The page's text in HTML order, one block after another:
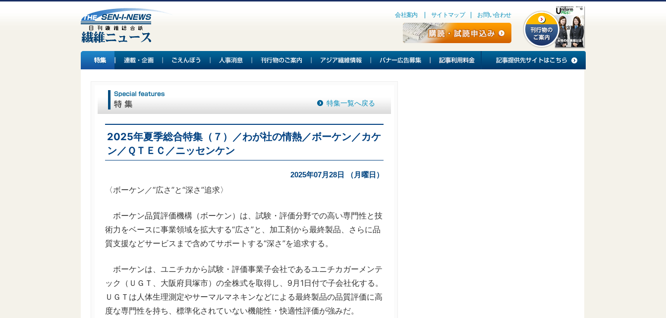
会社案内 サイトマップ お問い合わせ
特集一覧へ戻る
2025年夏季総合特集（７）／わが社の情熱／ボーケン／カケ
ン／ＱＴＥＣ／ニッセンケン
2025年07月28日 （月曜日）
〈ボーケン／“広さ”と“深さ”追求〉
ボーケン品質評価機構（ボーケン）は、試験・評価分野での高い専門性と技
術力をベースに事業領域を拡大する“広さ”と、加工剤から最終製品、さらに品
質支援などサービスまで含めてサポートする“深さ”を追求する。
ボーケンは、ユニチカから試験・評価事業子会社であるユニチカガーメンテ
ック（ＵＧＴ、大阪府貝塚市）の全株式を取得し、9月1日付で子会社化する。
ＵＧＴは人体生理測定やサーマルマネキンなどによる最終製品の品質評価に高
度な専門性を持ち、標準化されていない機能性・快適性評価が強みだ。